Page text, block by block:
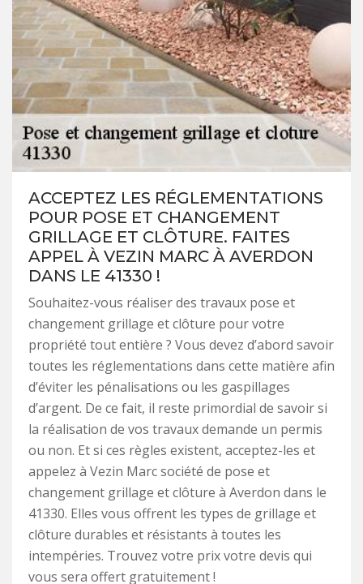
ACCEPTEZ LES RÉGLEMENTATIONS
POUR POSE ET CHANGEMENT
GRILLAGE ET CLÔTURE. FAITES
APPEL À VEZIN MARC À AVERDON
DANS LE 41330 !
Souhaitez-vous réaliser des travaux pose et
changement grillage et clôture pour votre
propriété tout entière ? Vous devez d’abord savoir
toutes les réglementations dans cette matière afin
d’éviter les pénalisations ou les gaspillages
d’argent. De ce fait, il reste primordial de savoir si
la réalisation de vos travaux demande un permis
ou non. Et si ces règles existent, acceptez-les et
appelez à Vezin Marc société de pose et
changement grillage et clôture à Averdon dans le
41330. Elles vous offrent les types de grillage et
clôture durables et résistants à toutes les
intempéries. Trouvez votre prix votre devis qui
vous sera offert gratuitement !